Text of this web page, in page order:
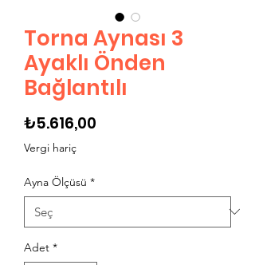
Torna Aynası 3
Ayaklı Önden
Bağlantılı
₺5.616,00
Vergi hariç
Ayna Ölçüsü *
Adet *